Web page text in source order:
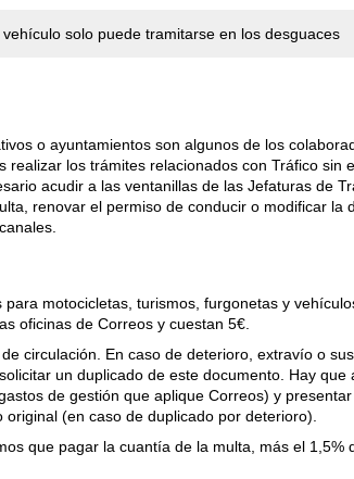
solo puede tramitarse en los desguaces
o ayuntamientos son algunos de los
realizar los trámites relacionados con Tráfico sin
acudir a las ventanillas de las Jefaturas de
renovar el permiso de conducir o modificar la
para motocicletas, turismos, furgonetas y
oficinas de Correos y cuestan 5€.
circulación. En caso de deterioro, extravío o
un duplicado de este documento. Hay
de gestión que aplique Correos) y
original (en caso de duplicado por deterioro).
que pagar la cuantía de la multa, más el 1,5%